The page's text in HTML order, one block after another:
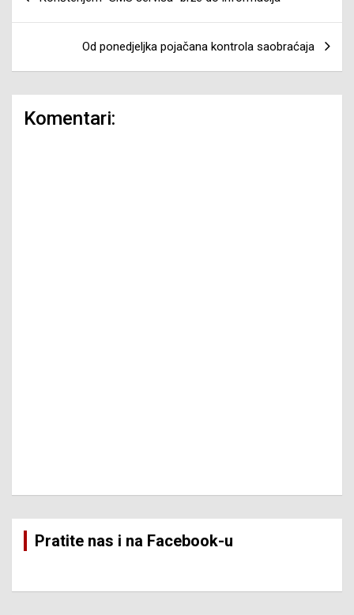
Od ponedjeljka pojačana kontrola saobraćaja
Komentari:
Pratite nas i na Facebook-u